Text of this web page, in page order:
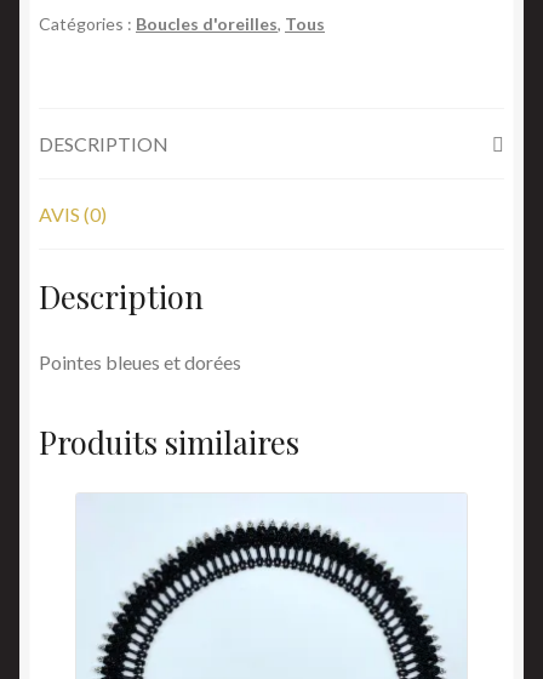
pointes
Catégories : Boucles d'oreilles, Tous
DESCRIPTION
AVIS (0)
Description
Pointes bleues et dorées
Produits similaires